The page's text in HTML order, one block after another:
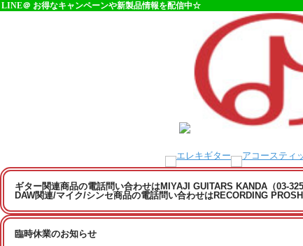
LINE＠ お得なキャンペーンや新製品情報を配信中☆
ギター関連商品の電話問い合わせはMIYAJI GUITARS KANDA（03-
DAW関連/マイク/シンセ商品の電話問い合わせはRECORDING
臨時休業のお知らせ